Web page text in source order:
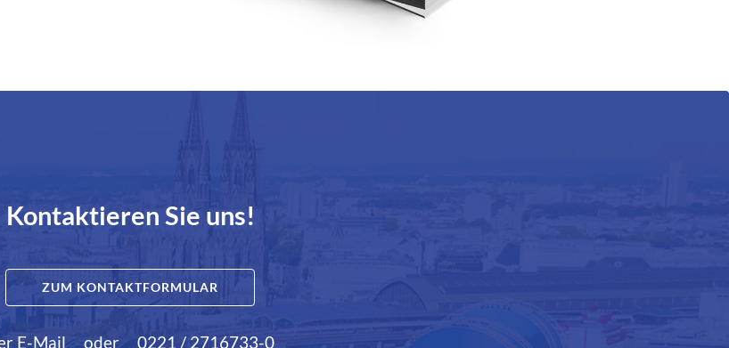
Kontaktieren Sie uns!
ZUM KONTAKTFORMULAR
E-Mail oder 0221 / 2716733-0